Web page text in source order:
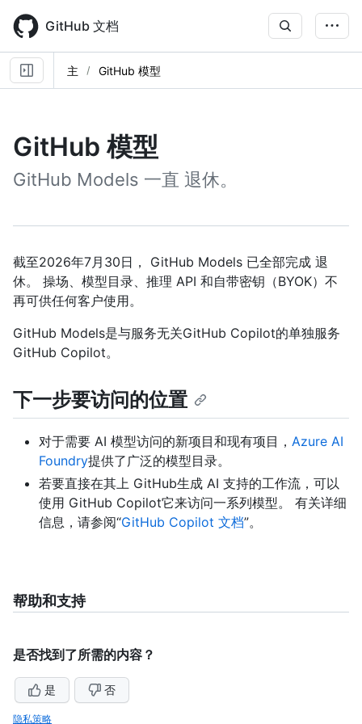
main
content
GitHub 文档
主 GitHub 模型
GitHub 模型
GitHub Models 一直 退休。
截至2026年7月30日， GitHub Models 已全部完成 退
休。 操场、模型目录、推理 API 和自带密钥（BYOK）不
再可供任何客户使用。
GitHub Models是与服务无关GitHub Copilot的单独服务
GitHub Copilot。
下一步要访问的位置
对于需要 AI 模型访问的新项目和现有项目， Azure AI
Foundry提供了广泛的模型目录。
若要直接在其上 GitHub生成 AI 支持的工作流，可以
使用 GitHub Copilot它来访问一系列模型。 有关详细
信息，请参阅“GitHub Copilot 文档”。
帮助和支持
是否找到了所需的内容？
是 否
隐私策略